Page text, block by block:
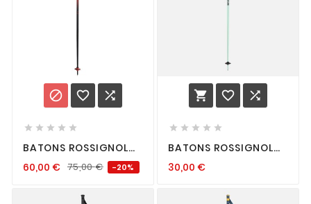
  
    
BATONS ROSSIGNOL
60,00 € 75,00€ -20%
  
    
BATONS ROSSIGNOL
30,00 €